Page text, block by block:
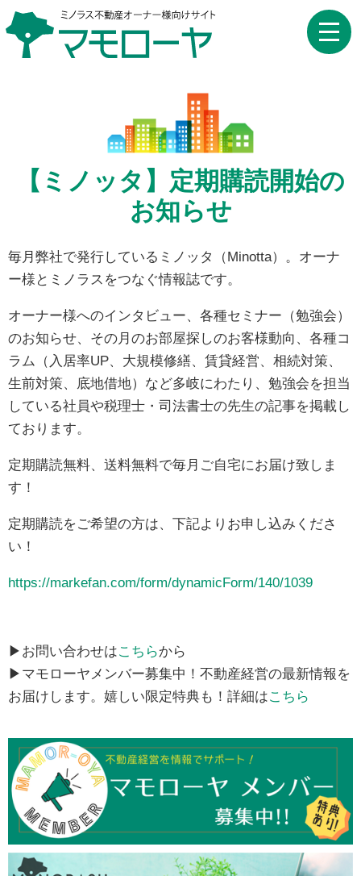
toggle
【ミノッタ】定期購読開始の
お知らせ
毎月弊社で発行しているミノッタ（Minotta）。オーナ
ー様とミノラスをつなぐ情報誌です。
オーナー様へのインタビュー、各種セミナー（勉強会）
のお知らせ、その月のお部屋探しのお客様動向、各種コ
ラム（入居率UP、大規模修繕、賃貸経営、相続対策、
生前対策、底地借地）など多岐にわたり、勉強会を担当
している社員や税理士・司法書士の先生の記事を掲載し
ております。
定期購読無料、送料無料で毎月ご自宅にお届け致しま
す！
定期購読をご希望の方は、 下記よりお申し込みくださ
い！
https://markefan.com/form/dynamicForm/140/1039
▶お問い合わせはこちらから
▶マモローヤメンバー募集中！不動産経営の最新情報を
お届けします。嬉しい限定特典も！詳細はこちら